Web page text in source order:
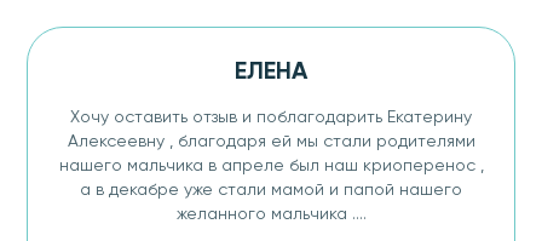
ЕЛЕНА
Хочу оставить отзыв и поблагодарить Екатерину
Алексеевну , благодаря ей мы стали родителями
нашего мальчика в апреле был наш криоперенос ,
а в декабре уже стали мамой и папой нашего
желанного мальчика ....